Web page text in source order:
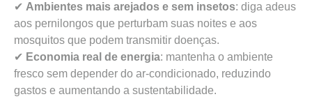
✔ Ambientes mais arejados e sem insetos: diga adeus
aos pernilongos que perturbam suas noites e aos
mosquitos que podem transmitir doenças.
✔ Economia real de energia: mantenha o ambiente
fresco sem depender do ar-condicionado, reduzindo
gastos e aumentando a sustentabilidade.